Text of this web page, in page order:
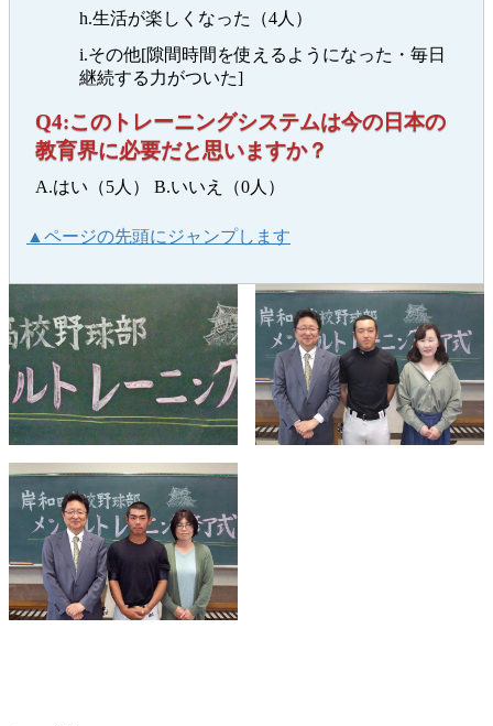
h.生活が楽しくなった（4人）
i.その他[隙間時間を使えるようになった・毎日
継続する力がついた]
Q4:このトレーニングシステムは今の日本の
教育界に必要だと思いますか？
A.はい（5人） B.いいえ（0人）
▲ページの先頭にジャンプします